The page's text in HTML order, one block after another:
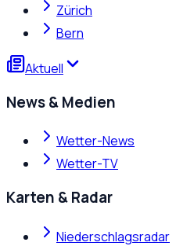
Zürich
Bern
Aktuell
News & Medien
Wetter-News
Wetter-TV
Karten & Radar
Niederschlagsradar